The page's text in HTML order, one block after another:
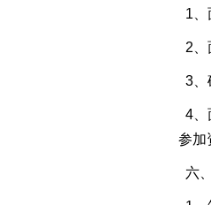
1、
2、
3、
4、
参加
六